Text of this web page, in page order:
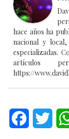
hace años ha
nacional y
especializadas.
artículos
https://
Facebook